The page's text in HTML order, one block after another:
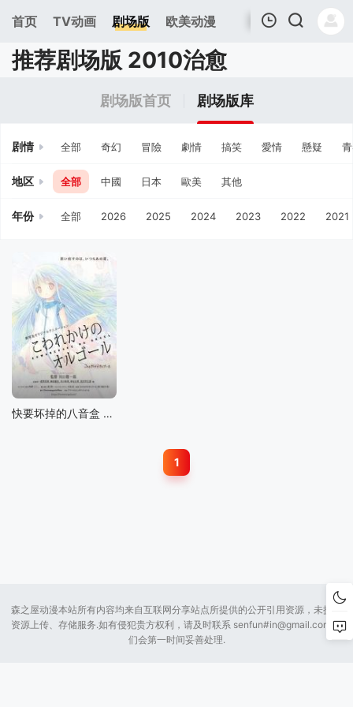
首页 TV动画 剧场版 欧美动漫
我的观影记录
推荐剧场版 2010治愈
剧场版首页 剧场版库
剧情 全部 奇幻 冒險 劇情 搞笑 愛情 懸疑
地区 全部 中國 日本 歐美 其他
年份 全部 2026 2025 2024 2023 2022 2021
快要坏掉的八音盒 剧场版
1
森之屋动漫本站所有内容均来自互联网分享站点所提供的公开引用资源，未提供
资源上传、存储服务.如有侵犯贵方权利，请及时联系 senfun#in@gmail.com 我
们会第一时间妥善处理.